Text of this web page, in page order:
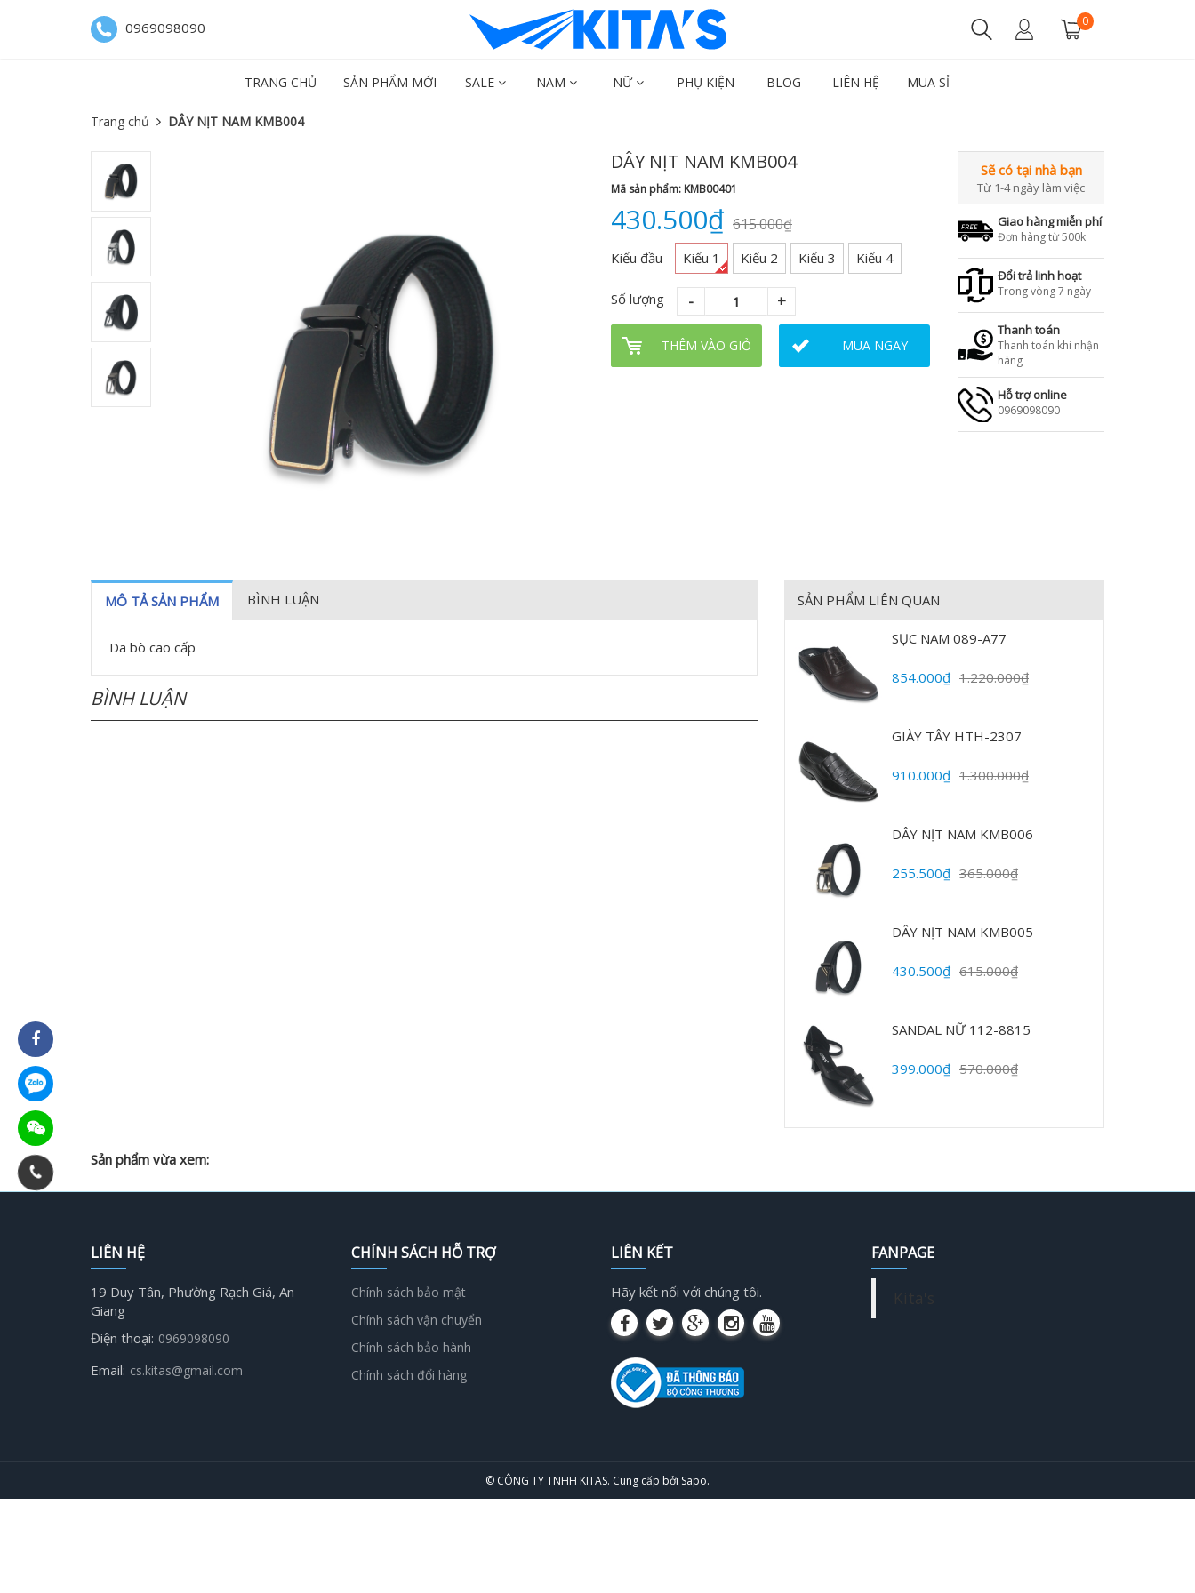
0969098090 0
TRANG CHỦ SẢN PHẨM MỚI SALE NAM NỮ PHỤ KIỆN BLOG LIÊN HỆ MUA SỈ
Trang chủ DÂY NỊT NAM KMB004
DÂY NỊT NAM KMB004
Mã sản phẩm: KMB00401
430.500₫ 615.000₫
Kiểu đầu Kiểu 1 Kiểu 2 Kiểu 3 Kiểu 4
Số lượng
THÊM VÀO GIỎ MUA NGAY
Sẽ có tại nhà bạn
Từ 1-4 ngày làm việc
Giao hàng miễn phí
Đơn hàng từ 500k
Đổi trả linh hoạt
Trong vòng 7 ngày
Thanh toán
Thanh toán khi nhận
hàng
Hỗ trợ online
0969098090
MÔ TẢ SẢN PHẨM BÌNH LUẬN
Da bò cao cấp
BÌNH LUẬN
SẢN PHẨM LIÊN QUAN
SỤC NAM 089-A77
854.000₫ 1.220.000₫
GIÀY TÂY HTH-2307
910.000₫ 1.300.000₫
DÂY NỊT NAM KMB006
255.500₫ 365.000₫
DÂY NỊT NAM KMB005
430.500₫ 615.000₫
SANDAL NỮ 112-8815
399.000₫ 570.000₫
Sản phẩm vừa xem:
LIÊN HỆ
19 Duy Tân, Phường Rạch Giá, An
Giang
Điện thoại: 0969098090
Email: cs.kitas@gmail.com
CHÍNH SÁCH HỖ TRỢ
Chính sách bảo mật
Chính sách vận chuyển
Chính sách bảo hành
Chính sách đổi hàng
LIÊN KẾT
Hãy kết nối với chúng tôi.
FANPAGE
© CÔNG TY TNHH KITAS. Cung cấp bởi Sapo.